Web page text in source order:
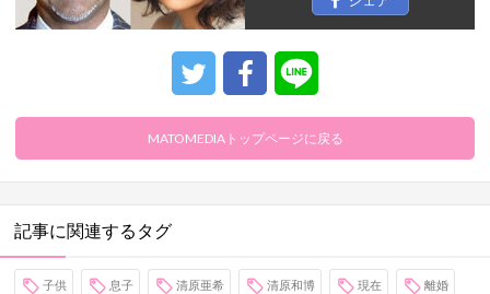
MATOMEDIAトップページに戻る
記事に関連するタグ
子供 息子 清原亜希 清原和博 現在 離婚